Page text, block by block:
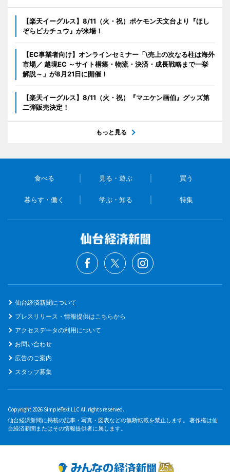
【楽天イーグルス】8/11（火・祝）ポケモン天文台より『ほし
ぞらピカチュウ』が来場！
【EC事業者向け】オンラインセミナー「\売上の次なる柱は海外
市場／ 越境EC ～サイト構築・物流・決済・成長戦略まで一挙
解説～」が8月21日に開催！
【楽天イーグルス】8/11（火・祝）『マエケン画伯』グッズ第
二弾販売決定！
もっと見る
食べる 見る・遊ぶ 買う
暮らす・働く 学ぶ・知る 特集
仙台経済新聞について
プレスリリース・情報提供はこちらから
アクセスデータの利用について
お問い合わせ
広告のご案内
スタッフ募集
Copyright 2026 SimpleText LLC All rights reserved.
仙台経済新聞に掲載の記事・写真・図表などの無断転載を禁止します。 著作権は仙
台経済新聞またはその情報提供者に属します。